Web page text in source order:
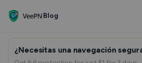
Blog
¿Necesitas una navegación